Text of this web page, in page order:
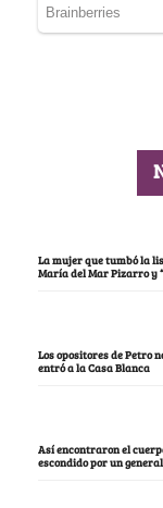
La mujer que tumbó la
María del Mar Pizarro y
Los opositores de Petro
entró a la Casa Blanca
Así encontraron el
escondido por un